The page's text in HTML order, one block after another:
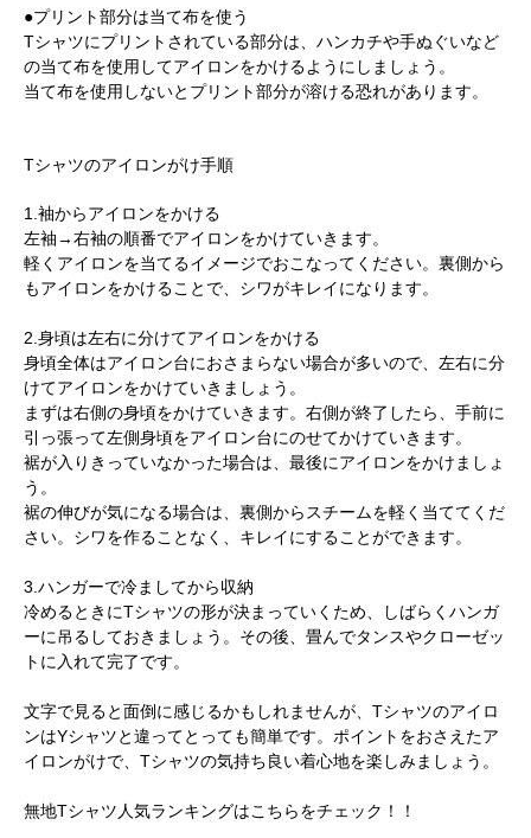
●プリント部分は当て布を使う
Tシャツにプリントされている部分は、ハンカチや手ぬぐいなど
の当て布を使用してアイロンをかけるようにしましょう。
当て布を使用しないとプリント部分が溶ける恐れがあります。
Tシャツのアイロンがけ手順
1.袖からアイロンをかける
左袖→右袖の順番でアイロンをかけていきます。
軽くアイロンを当てるイメージでおこなってください。裏側から
もアイロンをかけることで、シワがキレイになります。
2.身頃は左右に分けてアイロンをかける
身頃全体はアイロン台におさまらない場合が多いので、左右に分
けてアイロンをかけていきましょう。
まずは右側の身頃をかけていきます。右側が終了したら、手前に
引っ張って左側身頃をアイロン台にのせてかけていきます。
裾が入りきっていなかった場合は、最後にアイロンをかけましょ
う。
裾の伸びが気になる場合は、裏側からスチームを軽く当ててくだ
さい。シワを作ることなく、キレイにすることができます。
3.ハンガーで冷ましてから収納
冷めるときにTシャツの形が決まっていくため、しばらくハンガ
ーに吊るしておきましょう。その後、畳んでタンスやクローゼッ
トに入れて完了です。
文字で見ると面倒に感じるかもしれませんが、Tシャツのアイロ
ンはYシャツと違ってとっても簡単です。ポイントをおさえたア
イロンがけで、Tシャツの気持ち良い着心地を楽しみましょう。
無地Tシャツ人気ランキングはこちらをチェック！！